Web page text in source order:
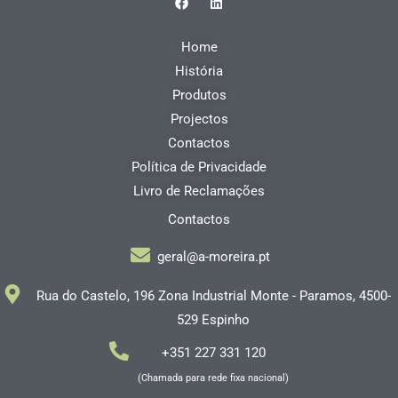
a
b
o
i
e
i
Home
História
Produtos
Projectos
Contactos
Política de Privacidade
Livro de Reclamações
Contactos
geral@a-moreira.pt
Rua do Castelo, 196 Zona Industrial Monte - Paramos, 4500-
529 Espinho
+351 227 331 120
(Chamada para rede fixa nacional)